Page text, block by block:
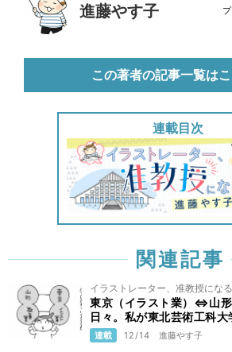
進藤やす子
この著者の記事一覧は
連載目次
関連記事
イラストレーター、准教授になる
東京（イラスト業）⇔山
日々。私が東北芸術工科
連載 12/14 進藤やす子